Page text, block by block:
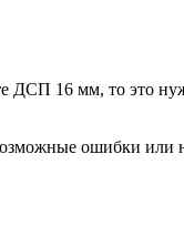
ДСП 16 мм, то это
ошибки или